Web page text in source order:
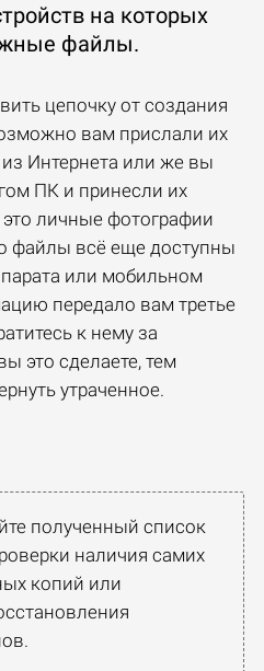
на которых
файлы.
цепочку от создания
вам прислали их
Интернета или же вы
ПК и принесли их
личные фотографии
файлы всё еще доступны
или мобильном
передало вам третье
к нему за
это сделаете, тем
утраченное.
полученный список
наличия самих
копий или